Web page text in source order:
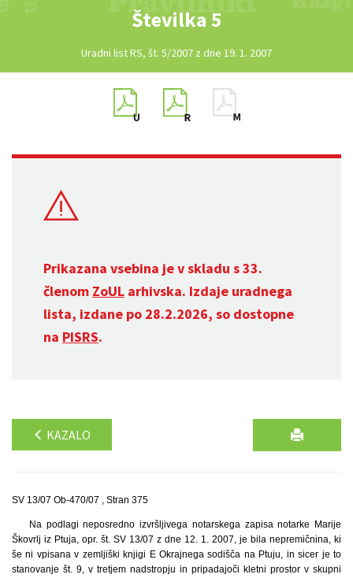
Številka 5
Uradni list RS, št. 5/2007 z dne 19. 1. 2007
Prikazana vsebina je v skladu s 33.
členom ZoUL arhivska. Izdaje uradnega
lista, izdane po 28.2.2026, so dostopne
na PISRS.
KAZALO
SV 13/07 Ob-470/07 , Stran 375
Na podlagi neposredno izvršljivega notarskega zapisa notarke Marije
Škovrlj iz Ptuja, opr. št. SV 13/07 z dne 12. 1. 2007, je bila nepremičnina, ki
še ni vpisana v zemljiški knjigi E Okrajnega sodišča na Ptuju, in sicer je to
stanovanje št. 9, v tretjem nadstropju in pripadajoči kletni prostor v skupni